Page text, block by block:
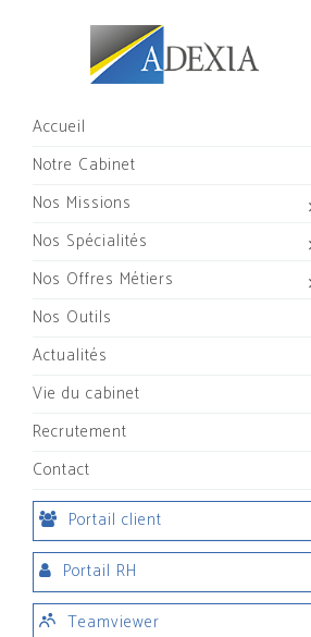
Accueil
Notre Cabinet
Nos Missions
Nos Spécialités
Nos Offres Métiers
Nos Outils
Actualités
Vie du cabinet
Recrutement
Contact
Portail client
Portail RH
Teamviewer